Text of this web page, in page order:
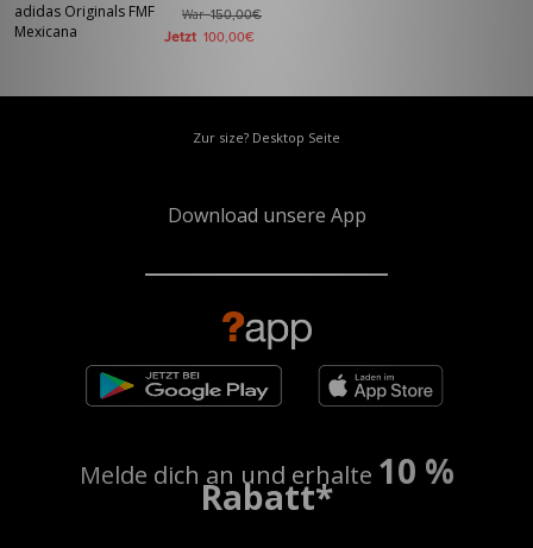
adidas Originals FMF
Mexicana
War150,00€
Jetzt 100,00€
Zur size? Desktop Seite
Download unsere App
Melde dich an und erhalte 10 %
Rabatt*